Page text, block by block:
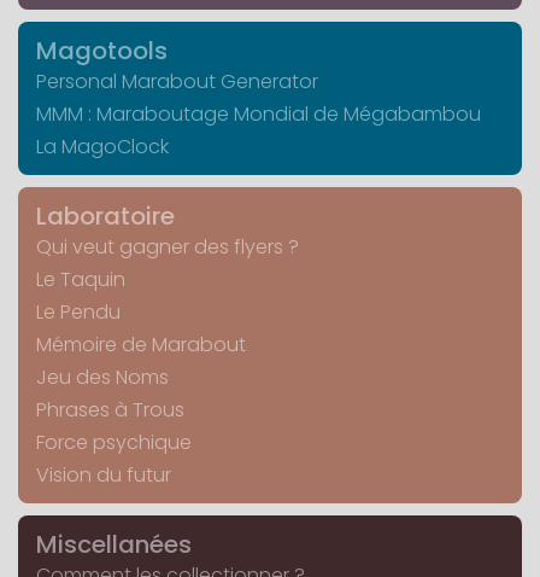
Magotools
Personal Marabout Generator
MMM : Maraboutage Mondial de Mégabambou
La MagoClock
Laboratoire
Qui veut gagner des flyers ?
Le Taquin
Le Pendu
Mémoire de Marabout
Jeu des Noms
Phrases à Trous
Force psychique
Vision du futur
Miscellanées